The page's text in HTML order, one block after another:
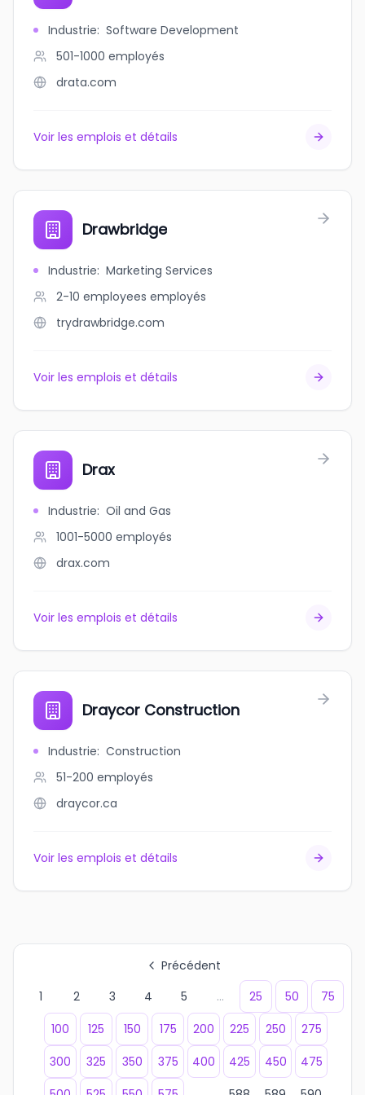
Industrie: Software Development
501-1000 employés
drata.com
Voir les emplois et détails
Drawbridge
Industrie: Marketing Services
2-10 employees employés
trydrawbridge.com
Voir les emplois et détails
Drax
Industrie: Oil and Gas
1001-5000 employés
drax.com
Voir les emplois et détails
Draycor Construction
Industrie: Construction
51-200 employés
draycor.ca
Voir les emplois et détails
Précédent
1
2 3 4 5 ... 25 50
75
100
125 150 175 200 225 250
275
300
325 350 375 400 425 450
475